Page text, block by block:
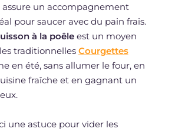
un accompagnement
pour saucer avec du pain frais.
à la poêleest un moyen
traditionnelles Courgettes
en été, sans allumer le four, en
fraîche et en gagnant un
une astuce pour vider les